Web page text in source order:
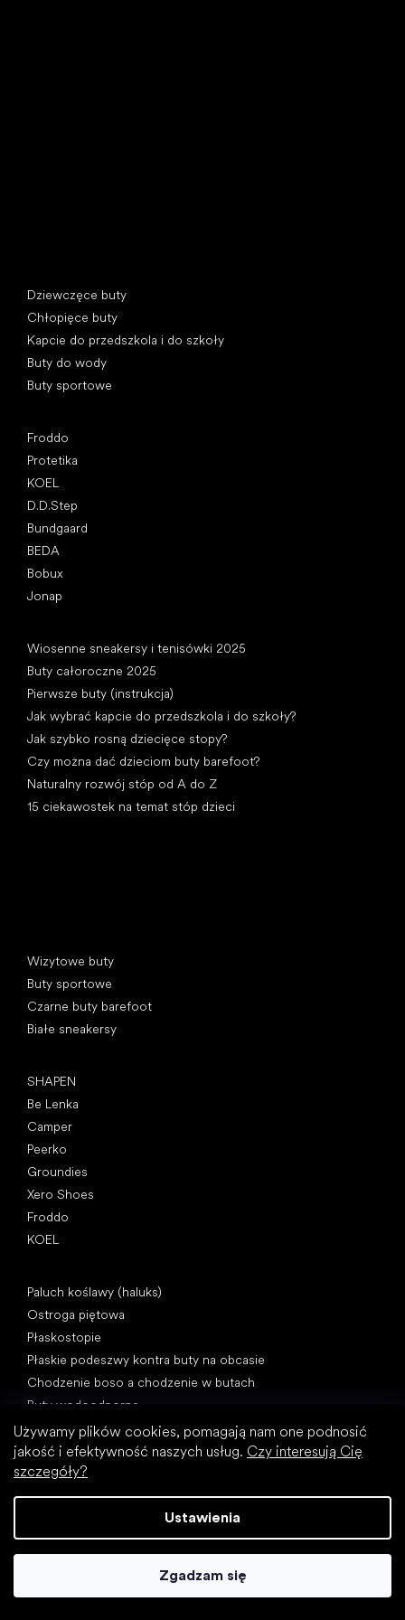
Używamy plików cookies, pomagają nam one podnosić
jakość i efektywność naszych usług. Czy interesują Cię
szczegóły?
Ustawienia
Zgadzam się
Dziewczęce buty
Chłopięce buty
Kapcie do przedszkola i do szkoły
Buty do wody
Buty sportowe
Froddo
Protetika
KOEL
D.D.Step
Bundgaard
BEDA
Bobux
Jonap
Wiosenne sneakersy i tenisówki 2025
Buty całoroczne 2025
Pierwsze buty (instrukcja)
Jak wybrać kapcie do przedszkola i do szkoły?
Jak szybko rosną dziecięce stopy?
Czy można dać dzieciom buty barefoot?
Naturalny rozwój stóp od A do Z
15 ciekawostek na temat stóp dzieci
Wizytowe buty
Buty sportowe
Czarne buty barefoot
Białe sneakersy
SHAPEN
Be Lenka
Camper
Peerko
Groundies
Xero Shoes
Froddo
KOEL
Paluch koślawy (haluks)
Ostroga piętowa
Płaskostopie
Płaskie podeszwy kontra buty na obcasie
Chodzenie boso a chodzenie w butach
Buty wodoodporne
Właściwa higiena stóp
Zrozumieć buty barefoot